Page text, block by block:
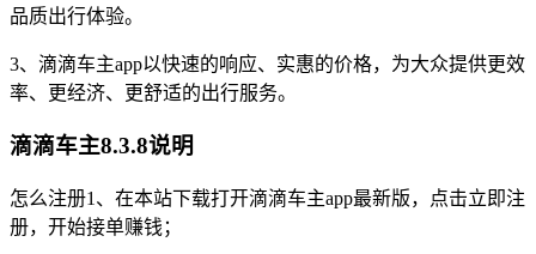
品质出行体验。
3、滴滴车主app以快速的响应、实惠的价格，为大众提供更效
率、更经济、更舒适的出行服务。
滴滴车主8.3.8说明
怎么注册1、在本站下载打开滴滴车主app最新版，点击立即注
册，开始接单赚钱；